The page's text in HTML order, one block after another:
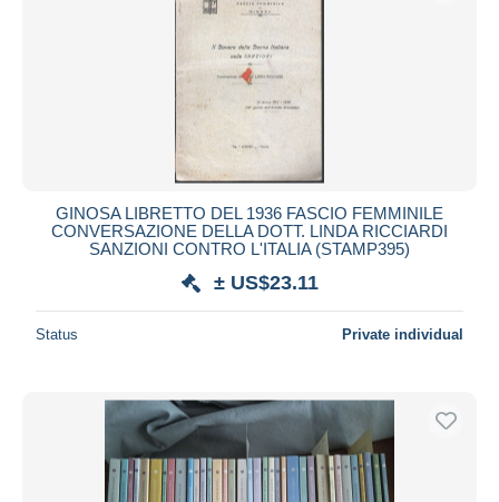
GINOSA LIBRETTO DEL 1936 FASCIO FEMMINILE
CONVERSAZIONE DELLA DOTT. LINDA RICCIARDI
SANZIONI CONTRO L'ITALIA (STAMP395)
± US$23.11
Status Private individual